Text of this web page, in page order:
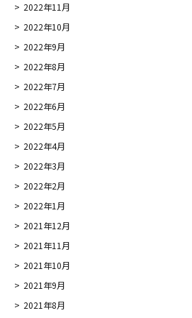
2022年11月
2022年10月
2022年9月
2022年8月
2022年7月
2022年6月
2022年5月
2022年4月
2022年3月
2022年2月
2022年1月
2021年12月
2021年11月
2021年10月
2021年9月
2021年8月